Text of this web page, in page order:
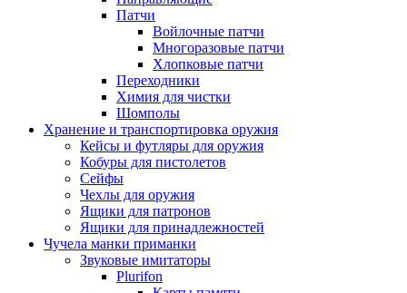
Патчи
Войлочные патчи
Многоразовые патчи
Хлопковые патчи
Переходники
Химия для чистки
Шомполы
Хранение и транспортировка оружия
Кейсы и футляры для оружия
Кобуры для пистолетов
Сейфы
Чехлы для оружия
Ящики для патронов
Ящики для принадлежностей
Чучела манки приманки
Звуковые имитаторы
Plurifon